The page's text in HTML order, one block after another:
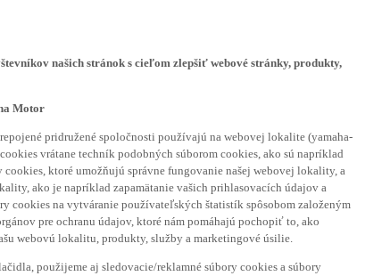
našich stránok s cieľom zlepšiť webové stránky, produkty,
Motor
pridružené spoločnosti používajú na webovej lokalite (yamaha-
vrátane techník podobných súborom cookies, ako sú napríklad
ktoré umožňujú správne fungovanie našej webovej lokality, a
ako je napríklad zapamätanie vašich prihlasovacích údajov a
cookies na vytváranie používateľských štatistík spôsobom založeným
pre ochranu údajov, ktoré nám pomáhajú pochopiť to, ako
webovú lokalitu, produkty, služby a marketingové úsilie.
použijeme aj sledovacie/reklamné súbory cookies a súbory